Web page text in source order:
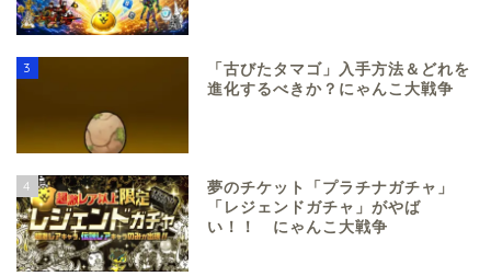
3
「古びたタマゴ」入手方法＆どれを
進化するべきか？にゃんこ大戦争
4
夢のチケット「プラチナガチャ」
「レジェンドガチャ」がやば
い！！ にゃんこ大戦争